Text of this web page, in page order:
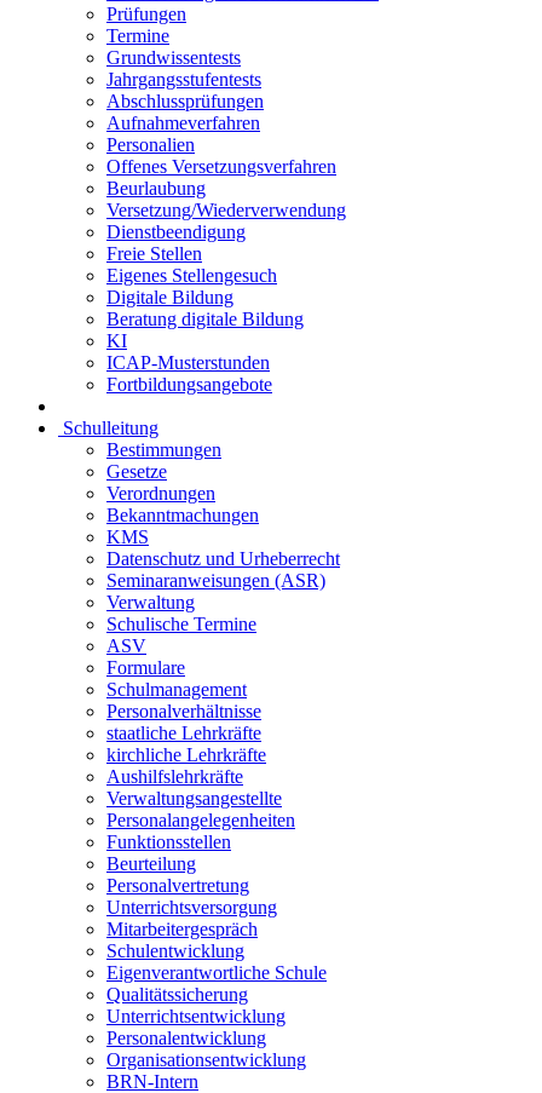
Prüfungen
Termine
Grundwissentests
Jahrgangsstufentests
Abschlussprüfungen
Aufnahmeverfahren
Personalien
Offenes Versetzungsverfahren
Beurlaubung
Versetzung/Wiederverwendung
Dienstbeendigung
Freie Stellen
Eigenes Stellengesuch
Digitale Bildung
Beratung digitale Bildung
KI
ICAP-Musterstunden
Fortbildungsangebote
Schulleitung
Bestimmungen
Gesetze
Verordnungen
Bekanntmachungen
KMS
Datenschutz und Urheberrecht
Seminaranweisungen (ASR)
Verwaltung
Schulische Termine
ASV
Formulare
Schulmanagement
Personalverhältnisse
staatliche Lehrkräfte
kirchliche Lehrkräfte
Aushilfslehrkräfte
Verwaltungsangestellte
Personalangelegenheiten
Funktionsstellen
Beurteilung
Personalvertretung
Unterrichtsversorgung
Mitarbeitergespräch
Schulentwicklung
Eigenverantwortliche Schule
Qualitätssicherung
Unterrichtsentwicklung
Personalentwicklung
Organisationsentwicklung
BRN-Intern